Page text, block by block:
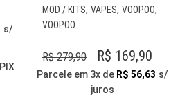
VARIANTES.
AS
OPÇÕES
PODEM
É:
s/
MOD / KITS, VAPES, VOOPOO,
VOOPOO
AS
R$279,90
O
PREÇO
ORIGINAL
R$ 169,90
Parcele em 3x de R$ 56,63 s/
juros